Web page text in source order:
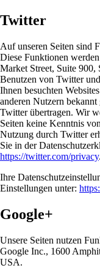
Twitter
Auf unseren Seiten sind
Diese Funktionen
Market Street, Suite
Benutzen von Twitter
Ihnen besuchten
anderen Nutzern
Twitter übertragen. Wir
Seiten keine Kenntnis
Nutzung durch Twitter
Sie in der
https://twitter.com/privacy.
Ihre
Einstellungen unter:
Google+
Unsere Seiten nutzen
Google Inc., 1600
USA.